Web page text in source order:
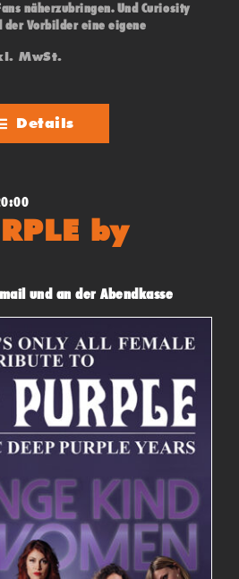
näherzubringen. Und Curiosity
der Vorbilder eine eigene
- so das die Fans in das
THE CURE Show abtauchen
MwSt.
Details
by
und an der Abendkasse